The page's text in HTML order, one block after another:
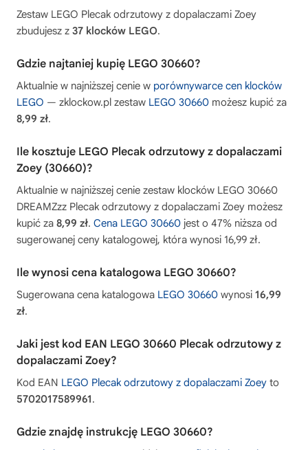
Zestaw LEGO Plecak odrzutowy z dopalaczami Zoey
zbudujesz z 37 klocków LEGO.
Gdzie najtaniej kupię LEGO 30660?
Aktualnie w najniższej cenie w porównywarce cen klocków
LEGO — zklockow.pl zestaw LEGO 30660 możesz kupić za
8,99 zł.
Ile kosztuje LEGO Plecak odrzutowy z dopalaczami
Zoey (30660)?
Aktualnie w najniższej cenie zestaw klocków LEGO 30660
DREAMZzz Plecak odrzutowy z dopalaczami Zoey możesz
kupić za 8,99 zł. Cena LEGO 30660 jest o 47% niższa od
sugerowanej ceny katalogowej, która wynosi 16,99 zł.
Ile wynosi cena katalogowa LEGO 30660?
Sugerowana cena katalogowa LEGO 30660 wynosi 16,99
zł.
Jaki jest kod EAN LEGO 30660 Plecak odrzutowy z
dopalaczami Zoey?
Kod EAN LEGO Plecak odrzutowy z dopalaczami Zoey to
5702017589961.
Gdzie znajdę instrukcję LEGO 30660?